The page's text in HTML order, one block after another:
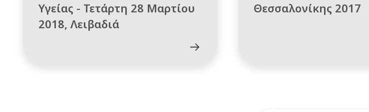
Υγείας - Τετάρτη 28 Μαρτίου
2018, Λειβαδιά
Θεσσαλονίκης 2017